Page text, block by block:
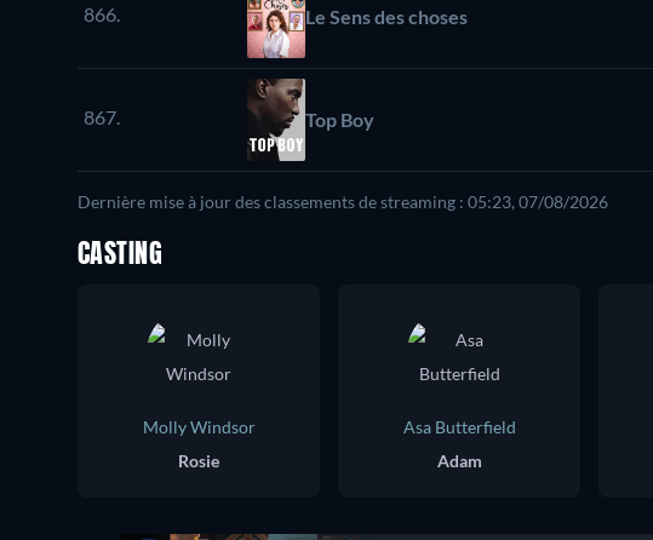
866. Le Sens des choses
867. Top Boy
Dernière mise à jour des classements de streaming : 05:23, 07/08/2026
CASTING
Molly Windsor
Rosie
Asa Butterfield
Adam